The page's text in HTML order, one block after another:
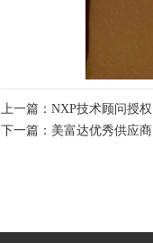
上一篇： NXP技术顾问授权
下一篇： 美富达优秀供应商